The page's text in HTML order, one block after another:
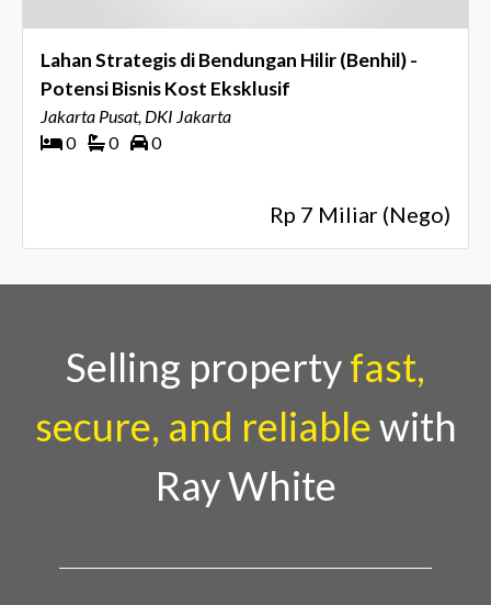
Lahan Strategis di Bendungan Hilir (Benhil) -
Potensi Bisnis Kost Eksklusif
Jakarta Pusat, DKI Jakarta
0
0 0
Rp 7 Miliar (Nego)
Selling propertyfast,
secure, and reliablewith
Ray White